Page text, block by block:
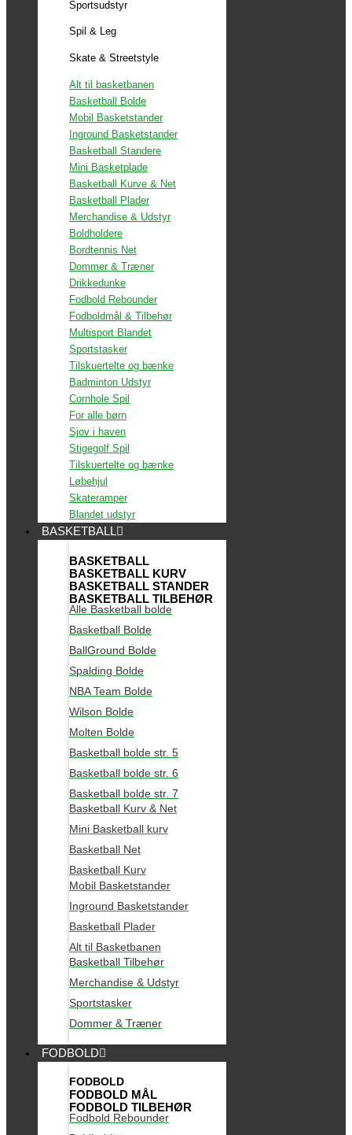
Sportsudstyr
Spil & Leg
Skate & Streetstyle
Alt til basketbanen
Basketball Bolde
Mobil Basketstander
Inground Basketstander
Basketball Standere
Mini Basketplade
Basketball Kurve & Net
Basketball Plader
Merchandise & Udstyr
Boldholdere
Bordtennis Net
Dommer & Træner
Drikkedunke
Fodbold Rebounder
Fodboldmål & Tilbehør
Multisport Blandet
Sportstasker
Tilskuertelte og bænke
Badminton Udstyr
Cornhole Spil
For alle børn
Sjov i haven
Stigegolf Spil
Tilskuertelte og bænke
Løbehjul
Skateramper
Blandet udstyr
BASKETBALL
BASKETBALL
BASKETBALL KURV
BASKETBALL STANDER
BASKETBALL TILBEHØR
Alle Basketball bolde
Basketball Bolde
BallGround Bolde
Spalding Bolde
NBA Team Bolde
Wilson Bolde
Molten Bolde
Basketball bolde str. 5
Basketball bolde str. 6
Basketball bolde str. 7
Basketball Kurv & Net
Mini Basketball kurv
Basketball Net
Basketball Kurv
Mobil Basketstander
Inground Basketstander
Basketball Plader
Alt til Basketbanen
Basketball Tilbehør
Merchandise & Udstyr
Sportstasker
Dommer & Træner
FODBOLD
FODBOLD
FODBOLD MÅL
FODBOLD TILBEHØR
Fodbold Rebounder